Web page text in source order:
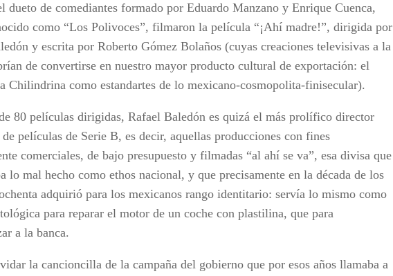
dueto de comediantes formado por Eduardo Manzano y Enrique Cuenca,
como “Los Polivoces”, filmaron la película “¡Ahí madre!”, dirigida por
y escrita por Roberto Gómez Bolaños (cuyas creaciones televisivas a la
de convertirse en nuestro mayor producto cultural de exportación: el
Chilindrina como estandartes de lo mexicano-cosmopolita-finisecular).
80 películas dirigidas, Rafael Baledón es quizá el más prolífico director
películas de Serie B, es decir, aquellas producciones con fines
comerciales, de bajo presupuesto y filmadas “al ahí se va”, esa divisa que
lo mal hecho como ethos nacional, y que precisamente en la década de los
adquirió para los mexicanos rango identitario: servía lo mismo como
para reparar el motor de un coche con plastilina, que para
a la banca.
la cancioncilla de la campaña del gobierno que por esos años llamaba a